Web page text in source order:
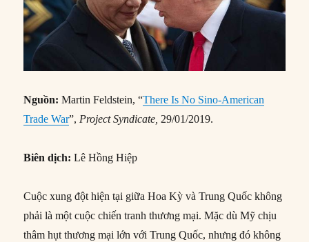
Nguồn:Martin Feldstein, “There Is No Sino-American
Trade War”,Project Syndicate,29/01/2019.
Biên dịch:Lê Hồng Hiệp
Cuộc xung đột hiện tại giữa Hoa Kỳ và Trung Quốc không
phải là một cuộc chiến tranh thương mại. Mặc dù Mỹ chịu
thâm hụt thương mại lớn với Trung Quốc, nhưng đó không